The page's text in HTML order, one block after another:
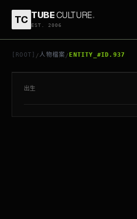
TC TUBECULTURE.
EST. 2006
[ROOT] /人物檔案 / ENTITY_#ID.937
// ENTITY_#ID.937
CARY ELWES
出生